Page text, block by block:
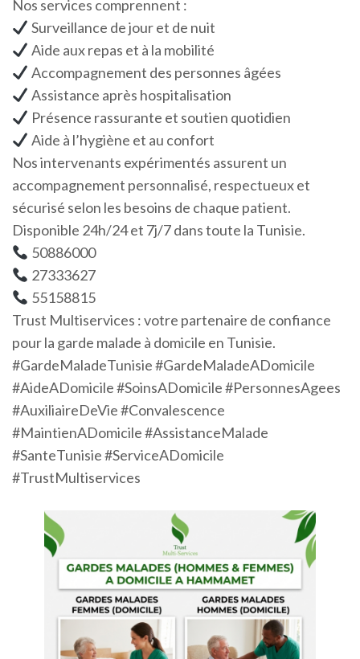
Nos services comprennent :
Surveillance de jour et de nuit
Aide aux repas et à la mobilité
Accompagnement des personnes âgées
Assistance après hospitalisation
Présence rassurante et soutien quotidien
Aide à l’hygiène et au confort
Nos intervenants expérimentés assurent un
accompagnement personnalisé, respectueux et
sécurisé selon les besoins de chaque patient.
Disponible 24h/24 et 7j/7 dans toute la Tunisie.
50886000
27333627
55158815
Trust Multiservices : votre partenaire de confiance
pour la garde malade à domicile en Tunisie.
#GardeMaladeTunisie #GardeMaladeADomicile
#AideADomicile #SoinsADomicile #PersonnesAgees
#AuxiliaireDeVie #Convalescence
#MaintienADomicile #AssistanceMalade
#SanteTunisie #ServiceADomicile
#TrustMultiservices